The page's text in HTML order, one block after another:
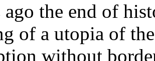
ago the end of
of a utopia of
without